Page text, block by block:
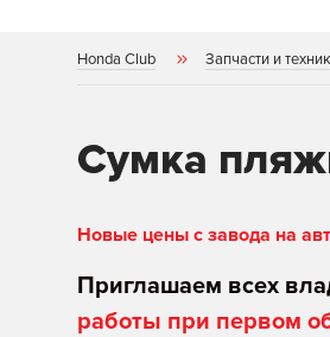
Honda Club Запчасти и
Сумка
Новые цены с завода на
Приглашаем всех
работы при первом